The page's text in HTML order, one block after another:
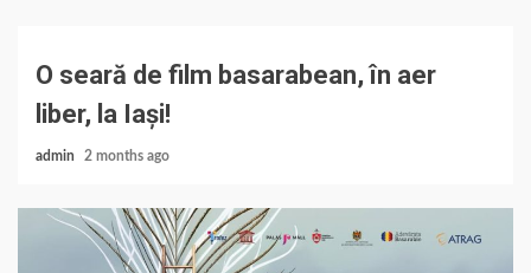
O seară de film basarabean, în aer
liber, la Iași!
admin 2 months ago